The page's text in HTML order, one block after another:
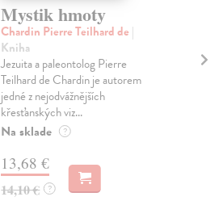
Mystik hmoty
Chardin Pierre Teilhard de |
Kniha
Jezuita a paleontolog Pierre
Teilhard de Chardin je autorem
jedné z nejodvážnějších
křesťanských viz...
Na sklade ?
13,68 €
14,10 € ?